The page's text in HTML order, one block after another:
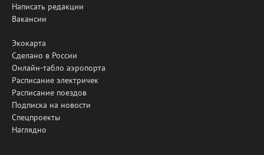
Написать редакции
Вакансии
Экокарта
Сделано в России
Онлайн-табло аэропорта
Расписание электричек
Расписание поездов
Подписка на новости
Спецпроекты
Наглядно